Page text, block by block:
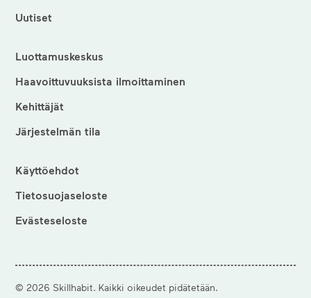
Uutiset
Luottamuskeskus
Haavoittuvuuksista ilmoittaminen
Kehittäjät
Järjestelmän tila
Käyttöehdot
Tietosuojaseloste
Evästeseloste
© 2026 Skillhabit. Kaikki oikeudet pidätetään.